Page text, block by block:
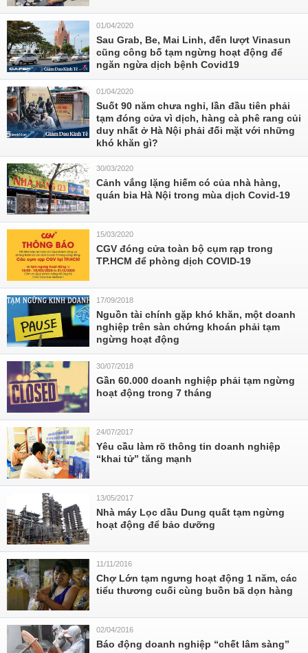
01/04/2020
Sau Grab, Be, Mai Linh, đến lượt Vinasun
cũng công bố tạm ngừng hoạt động để
ngăn ngừa dịch bệnh Covid19
01/04/2020
Suốt 90 năm chưa nghỉ, lần đầu tiên phải
tạm đóng cửa vì dịch, hàng cà phê rang củi
duy nhất ở Hà Nội phải đối mặt với những
khó khăn gì?
30/03/2020
Cảnh vắng lặng hiếm có của nhà hàng,
quán bia Hà Nội trong mùa dịch Covid-19
15/03/2020
CGV đóng cửa toàn bộ cụm rạp trong
TP.HCM để phòng dịch COVID-19
17/09/2018
Nguồn tài chính gặp khó khăn, một doanh
nghiệp trên sàn chứng khoán phải tạm
ngừng hoạt động
30/07/2018
Gần 60.000 doanh nghiệp phải tạm ngừng
hoạt động trong 7 tháng
24/07/2017
Yêu cầu làm rõ thông tin doanh nghiệp
“khai tử” tăng mạnh
13/05/2017
Nhà máy Lọc dầu Dung quất tạm ngừng
hoạt động để bảo dưỡng
11/11/2016
Chợ Lớn tạm ngưng hoạt động 1 năm, các
tiểu thương cuối cùng buồn bã dọn hàng
02/04/2016
Báo động doanh nghiệp “chết lâm sàng”